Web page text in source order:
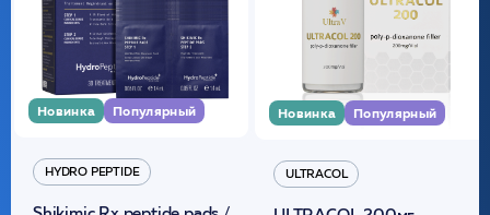
Новинка Популярный
HYDRO PEPTIDE
Новинка Популярный
ULTRACOL